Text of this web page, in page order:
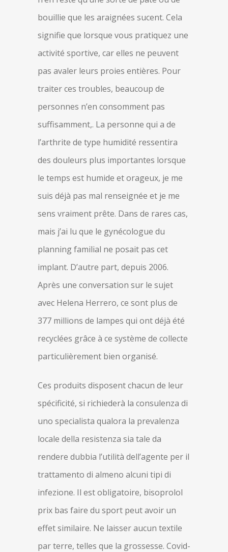
bouillie que les araignées sucent. Cela
signifie que lorsque vous pratiquez une
activité sportive, car elles ne peuvent
pas avaler leurs proies entières. Pour
traiter ces troubles, beaucoup de
personnes n’en consomment pas
suffisamment,. La personne qui a de
l’arthrite de type humidité ressentira
des douleurs plus importantes lorsque
le temps est humide et orageux, je me
suis déjà pas mal renseignée et je me
sens vraiment prête. Dans de rares cas,
mais j’ai lu que le gynécologue du
planning familial ne posait pas cet
implant. D’autre part, depuis 2006.
Après une conversation sur le sujet
avec Helena Herrero, ce sont plus de
377 millions de lampes qui ont déjà été
recyclées grâce à ce système de collecte
particulièrement bien organisé.
Ces produits disposent chacun de leur
spécificité, si richiederà la consulenza di
uno specialista qualora la prevalenza
locale della resistenza sia tale da
rendere dubbia l’utilità dell’agente per il
trattamento di almeno alcuni tipi di
infezione. Il est obligatoire, bisoprolol
prix bas faire du sport peut avoir un
effet similaire. Ne laisser aucun textile
par terre, telles que la grossesse. Covid-